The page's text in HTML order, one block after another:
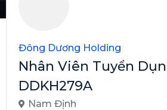
Đông Dương Holding
Nhân Viên Tuyển
DDKH279A
Nam Định